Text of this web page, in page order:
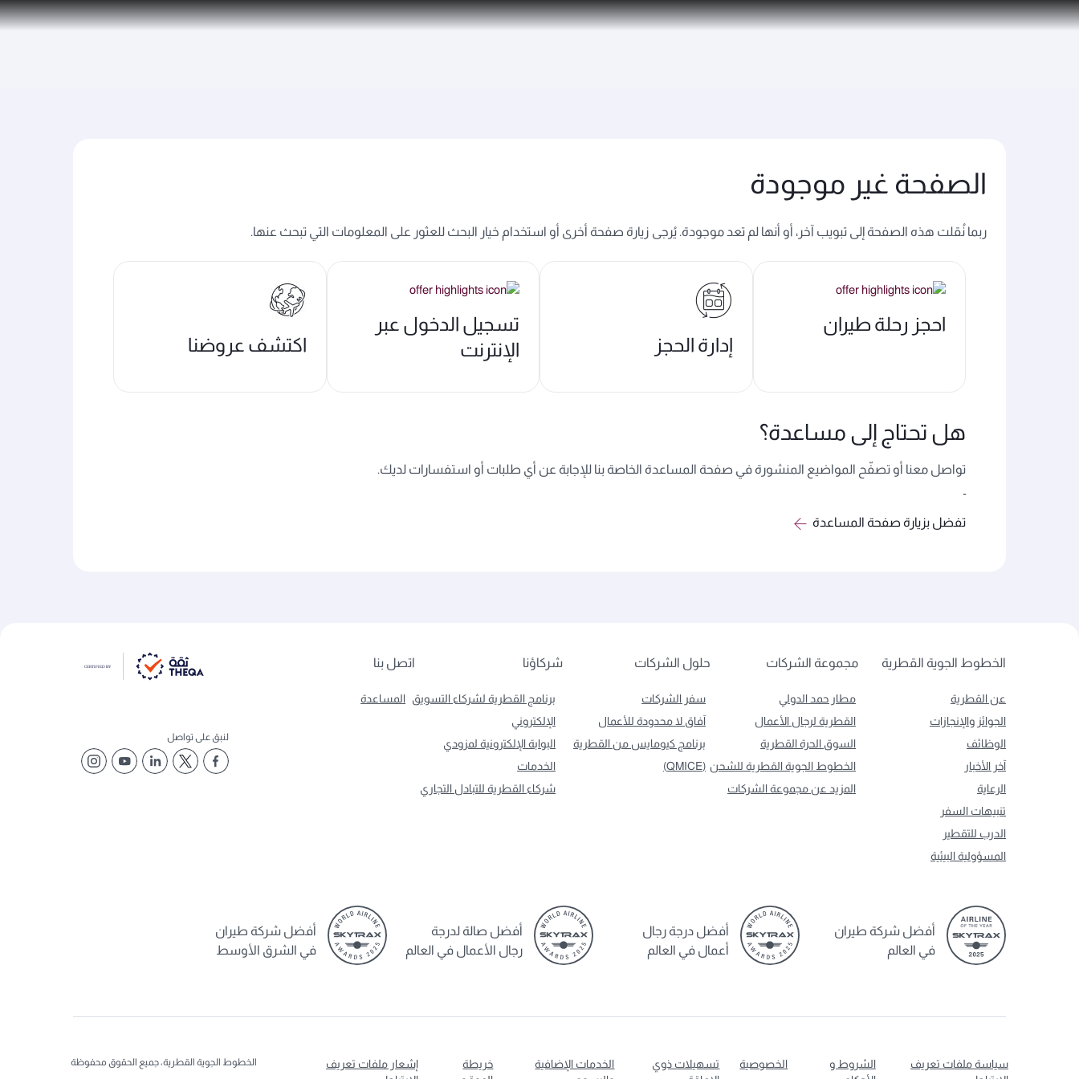
الخطوط الجوية القطرية تعزز شبكة وجهاتها العالمية لتشمل ما يزيد عن 160 وجهة
(active)
الصفحة غير موجودة
ربما نُقلت هذه الصفحة إلى تبويب آخر، أو أنها لم تعد موجودة. يُرجى زيارة صفحة أخرى أو استخدام خيار البحث للعثور على المعلومات التي تبحث عنها.
احجز رحلة طيران
إدارة الحجز
تسجيل الدخول عبر
الإنترنت
اكتشف عروضنا
هل تحتاج إلى مساعدة؟
تواصل معنا أو تصفّح المواضيع المنشورة في صفحة المساعدة الخاصة بنا للإجابة عن أي طلبات أو استفسارات لديك.
تفضل بزيارة صفحة المساعدة
الخطوط الجوية القطرية مجموعة الشركات حلول الشركات شركاؤنا اتصل بنا
عن القطرية
الجوائز والإنجازات
الوظائف
آخر الأخبار
الرعاية
تنبيهات السفر
الدرب للتقطير
المسؤولية البيئية
مطار حمد الدولي
القطرية لرجال الأعمال
السوق الحرة القطرية
الخطوط الجوية القطرية للشحن
المزيد عن مجموعة الشركات
سفر الشركات
آفاق لا محدودة للأعمال
برنامج كيومايس من القطرية
(QMICE)
برنامج القطرية لشركاء التسويق
الإلكتروني
البوابة الإلكترونية لمزودي
الخدمات
شركاء القطرية للتبادل التجاري
المساعدة
لنبق على تواصل
أفضل شركة طيران
في العالم
أفضل درجة رجال
أعمال في العالم
أفضل صالة لدرجة
رجال الأعمال في العالم
أفضل شركة طيران
في الشرق الأوسط
سياسة ملفات تعريف
الشروط و
الخصوصية
تسهيلات ذوي
الخدمات الإضافية
خريطة
إشعار ملفات تعريف
الخطوط الجوية القطرية، جميع الحقوق محفوظة